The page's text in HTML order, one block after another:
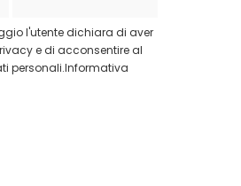
l'utente dichiara di aver
e di acconsentire al
personali.Informativa